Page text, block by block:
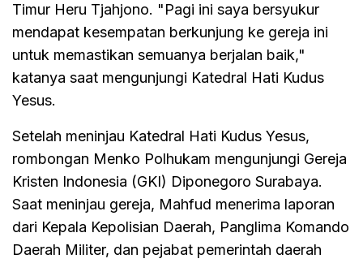
Timur Heru Tjahjono. "Pagi ini saya bersyukur
mendapat kesempatan berkunjung ke gereja ini
untuk memastikan semuanya berjalan baik,"
katanya saat mengunjungi Katedral Hati Kudus
Yesus.
Setelah meninjau Katedral Hati Kudus Yesus,
rombongan Menko Polhukam mengunjungi Gereja
Kristen Indonesia (GKI) Diponegoro Surabaya.
Saat meninjau gereja, Mahfud menerima laporan
dari Kepala Kepolisian Daerah, Panglima Komando
Daerah Militer, dan pejabat pemerintah daerah